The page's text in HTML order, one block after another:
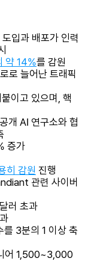
입과 배포가 인력
약 14%를 감원
로 늘어난 트래픽
이고 있으며, 핵
개 AI 연구소와 협
증가
히 감원 진행
관련 사이버
러 초과
를 3분의 1 이상 축
어 1,500~3,000